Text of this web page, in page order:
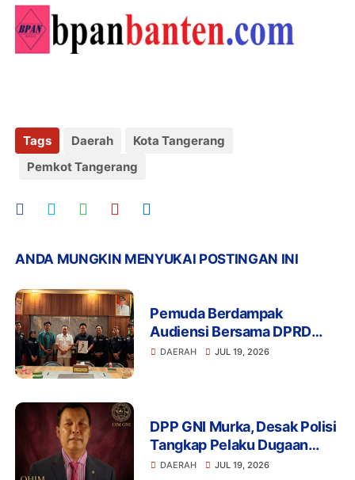
Tags Daerah
Kota Tangerang
Pemkot Tangerang
ANDA MUNGKIN MENYUKAI POSTINGAN INI
Pemuda Berdampak
Audiensi Bersama DPRD
Provinsi Banten Bahas
DAERAH JUL 19, 2026
DPP GNI Murka, Desak Polisi
Tangkap Pelaku Dugaan
Intimidasi dan
DAERAH JUL 19, 2026